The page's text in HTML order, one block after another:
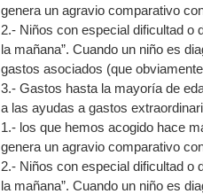
genera un agravio comparativo
2.- Niños con especial dificultad o
la mañana”. Cuando un niño es
gastos asociados (que
3.- Gastos hasta la mayoría de
a las ayudas a gastos
1.- los que hemos acogido hace
genera un agravio comparativo
2.- Niños con especial dificultad o
la mañana”. Cuando un niño es